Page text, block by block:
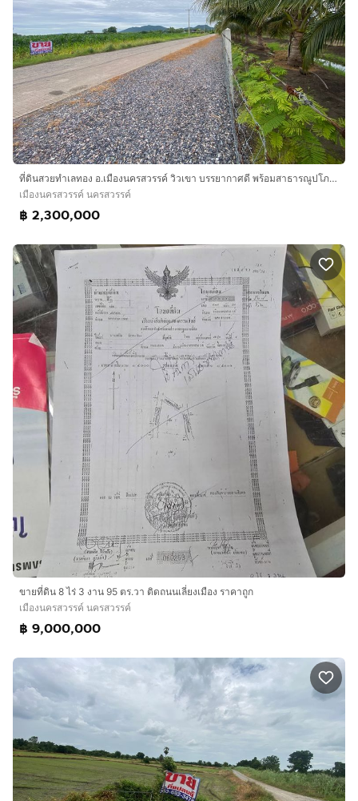
ที่ดินสวยทำเลทอง อ.เมืองนครสวรรค์ วิวเขา บรรยากาศดี พร้อมสาธารณูปโภคครบครัน
เมืองนครสวรรค์ นครสวรรค์
฿ 2,300,000
ขายที่ดิน 8 ไร่ 3 งาน 95 ตร.วา ติดถนนเลี่ยงเมือง ราคาถูก
เมืองนครสวรรค์ นครสวรรค์
฿ 9,000,000